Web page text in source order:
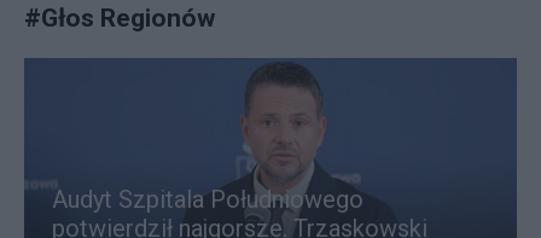
#Głos Regionów
Audyt Szpitala Południowego
potwierdził najgorsze. Trzaskowski